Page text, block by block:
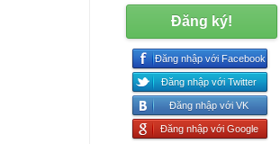
Đăng ký!
Đăng nhập với Facebook
Đăng nhập với Twitter
Đăng nhập với VK
Đăng nhập với Google